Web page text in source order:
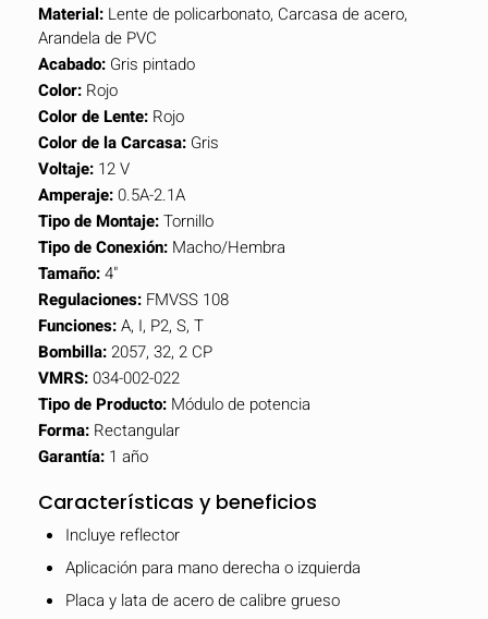
Material: Lente de policarbonato, Carcasa de acero,
Arandela de PVC
Acabado: Gris pintado
Color: Rojo
Color de Lente: Rojo
Color de la Carcasa: Gris
Voltaje: 12 V
Amperaje:0.5A-2.1A
Tipo de Montaje:Tornillo
Tipo de Conexión: Macho/Hembra
Tamaño:4"
Regulaciones: FMVSS 108
Funciones:A, I, P2, S, T
Bombilla:2057, 32, 2 CP
VMRS:034-002-022
Tipo de Producto: Módulo de potencia
Forma: Rectangular
Garantía: 1 año
Características y beneficios
Incluye reflector
Aplicación para mano derecha o izquierda
Placa y lata de acero de calibre grueso